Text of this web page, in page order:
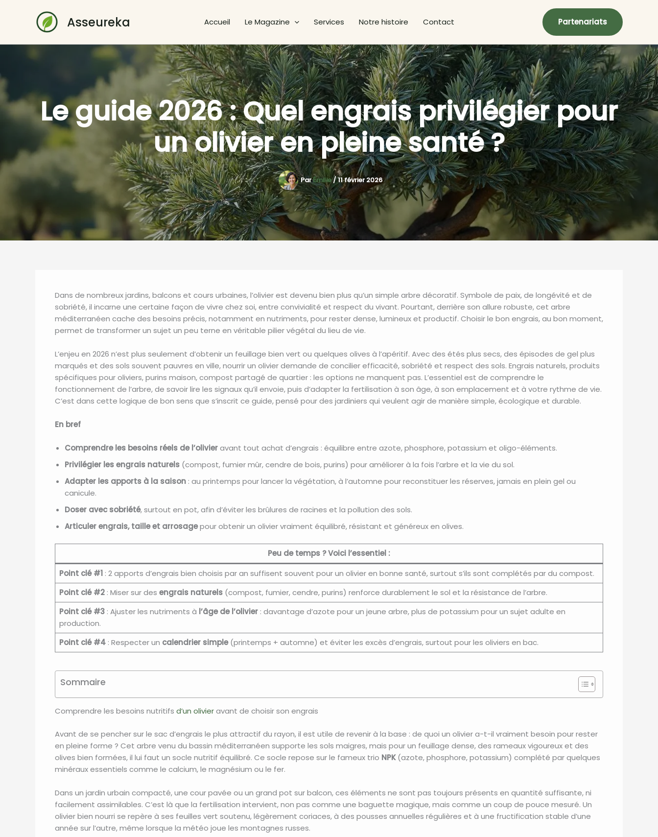
Asseureka Accueil Le Magazine Services Notre histoire Contact Partenariats
Le guide 2026 : Quel engrais privilégier pour
un olivier en pleine santé ?
ParÉmilie/11 février 2026
Dans de nombreux jardins, balcons et cours urbaines, l’olivier est devenu bien plus qu’un simple arbre décoratif. Symbole de paix, de longévité et de
sobriété, il incarne une certaine façon de vivre chez soi, entre convivialité et respect du vivant. Pourtant, derrière son allure robuste, cet arbre
méditerranéen cache des besoins précis, notamment en nutriments, pour rester dense, lumineux et productif. Choisir le bon engrais, au bon moment,
permet de transformer un sujet un peu terne en véritable pilier végétal du lieu de vie.
L’enjeu en 2026 n’est plus seulement d’obtenir un feuillage bien vert ou quelques olives à l’apéritif. Avec des étés plus secs, des épisodes de gel plus
marqués et des sols souvent pauvres en ville, nourrir un olivier demande de concilier efficacité, sobriété et respect des sols. Engrais naturels, produits
spécifiques pour oliviers, purins maison, compost partagé de quartier : les options ne manquent pas. L’essentiel est de comprendre le
fonctionnement de l’arbre, de savoir lire les signaux qu’il envoie, puis d’adapter la fertilisation à son âge, à son emplacement et à votre rythme de vie.
C’est dans cette logique de bon sens que s’inscrit ce guide, pensé pour des jardiniers qui veulent agir de manière simple, écologique et durable.
En bref
Comprendre les besoins réels de l’olivieravant tout achat d’engrais : équilibre entre azote, phosphore, potassium et oligo-éléments.
Privilégier les engrais naturels (compost, fumier mûr, cendre de bois, purins) pour améliorer à la fois l’arbre et la vie du sol.
Adapter les apports à la saison : au printemps pour lancer la végétation, à l’automne pour reconstituer les réserves, jamais en plein gel ou
canicule.
Doser avec sobriété, surtout en pot, afin d’éviter les brûlures de racines et la pollution des sols.
Articuler engrais, taille et arrosagepour obtenir un olivier vraiment équilibré, résistant et généreux en olives.
Peu de temps ? Voici l’essentiel :
Point clé #1: 2 apports d’engrais bien choisis par an suffisent souvent pour un olivier en bonne santé, surtout s’ils sont complétés par du compost.
Point clé #2: Miser sur des engrais naturels(compost, fumier, cendre, purins) renforce durablement le sol et la résistance de l’arbre.
Point clé #3: Ajuster les nutriments à l’âge de l’olivier: davantage d’azote pour un jeune arbre, plus de potassium pour un sujet adulte en
production.
Point clé #4: Respecter un calendrier simple(printemps + automne) et éviter les excès d’engrais, surtout pour les oliviers en bac.
Sommaire
Comprendre les besoins nutritifs d’un olivieravant de choisir son engrais
Avant de se pencher sur le sac d’engrais le plus attractif du rayon, il est utile de revenir à la base : de quoi un olivier a-t-il vraiment besoin pour rester
en pleine forme ? Cet arbre venu du bassin méditerranéen supporte les sols maigres, mais pour un feuillage dense, des rameaux vigoureux et des
olives bien formées, il lui faut un socle nutritif équilibré. Ce socle repose sur le fameux trio NPK(azote, phosphore, potassium) complété par quelques
minéraux essentiels comme le calcium, le magnésium ou le fer.
Dans un jardin urbain compacté, une cour pavée ou un grand pot sur balcon, ces éléments ne sont pas toujours présents en quantité suffisante, ni
facilement assimilables. C’est là que la fertilisation intervient, non pas comme une baguette magique, mais comme un coup de pouce mesuré. Un
olivier bien nourri se repère à ses feuilles vert soutenu, légèrement coriaces, à des pousses annuelles régulières et à une fructification stable d’une
année sur l’autre, même lorsque la météo joue les montagnes russes.